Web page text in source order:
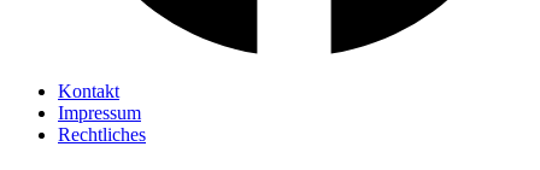
Kontakt
Impressum
Rechtliches